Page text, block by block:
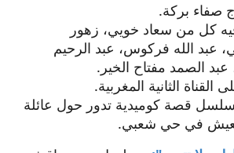
نافذة
جديدة.
صفاء بركة.
كل من سعاد خويي، زهور
عبد الله فركوس، عبد الرحيم
عبد الصمد مفتاح الخير.
الثانية المغربية.
قصة كوميدية تدور حول عائلة
في حي شعبي.